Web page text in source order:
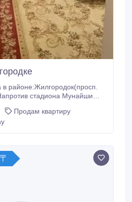
в районе:Жилгородок(просп.
Рядом
лидер, ярмарка, ретро-
Продам квартиру